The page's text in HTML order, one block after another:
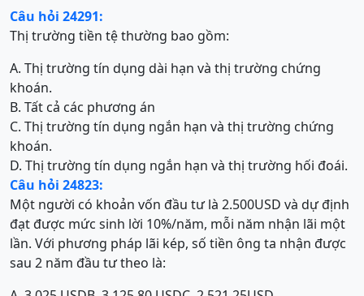
Câu hỏi 24291:
Thị trường tiền tệ thường bao gồm:
A. Thị trường tín dụng dài hạn và thị trường chứng
khoán.
B. Tất cả các phương án
C. Thị trường tín dụng ngắn hạn và thị trường chứng
khoán.
D. Thị trường tín dụng ngắn hạn và thị trường hối đoái.
Câu hỏi 24823:
Một người có khoản vốn đầu tư là 2.500USD và dự định
đạt được mức sinh lời 10%/năm, mỗi năm nhận lãi một
lần. Với phương pháp lãi kép, số tiền ông ta nhận được
sau 2 năm đầu tư theo là: